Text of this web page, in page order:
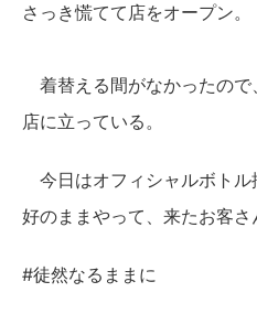
さっき慌てて店をオープン。
着替える間がなかったので
店に立っている。
今日はオフィシャルボトル
好のままやって、来たお客さ
#徒然なるままに